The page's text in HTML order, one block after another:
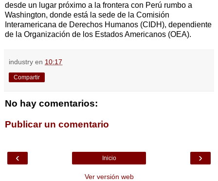
desde un lugar próximo a la frontera con Perú rumbo a
Washington, donde está la sede de la Comisión
Interamericana de Derechos Humanos (CIDH), dependiente
de la Organización de los Estados Americanos (OEA).
industry en 10:17
Compartir
No hay comentarios:
Publicar un comentario
‹ ›
Inicio
Ver versión web